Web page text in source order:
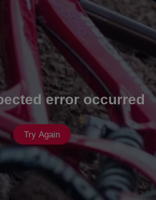
error occurred
Try Again